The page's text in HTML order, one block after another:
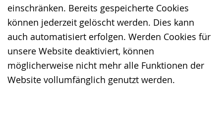
einschränken. Bereits gespeicherte Cookies
können jederzeit gelöscht werden. Dies kann
auch automatisiert erfolgen. Werden Cookies für
unsere Website deaktiviert, können
möglicherweise nicht mehr alle Funktionen der
Website vollumfänglich genutzt werden.